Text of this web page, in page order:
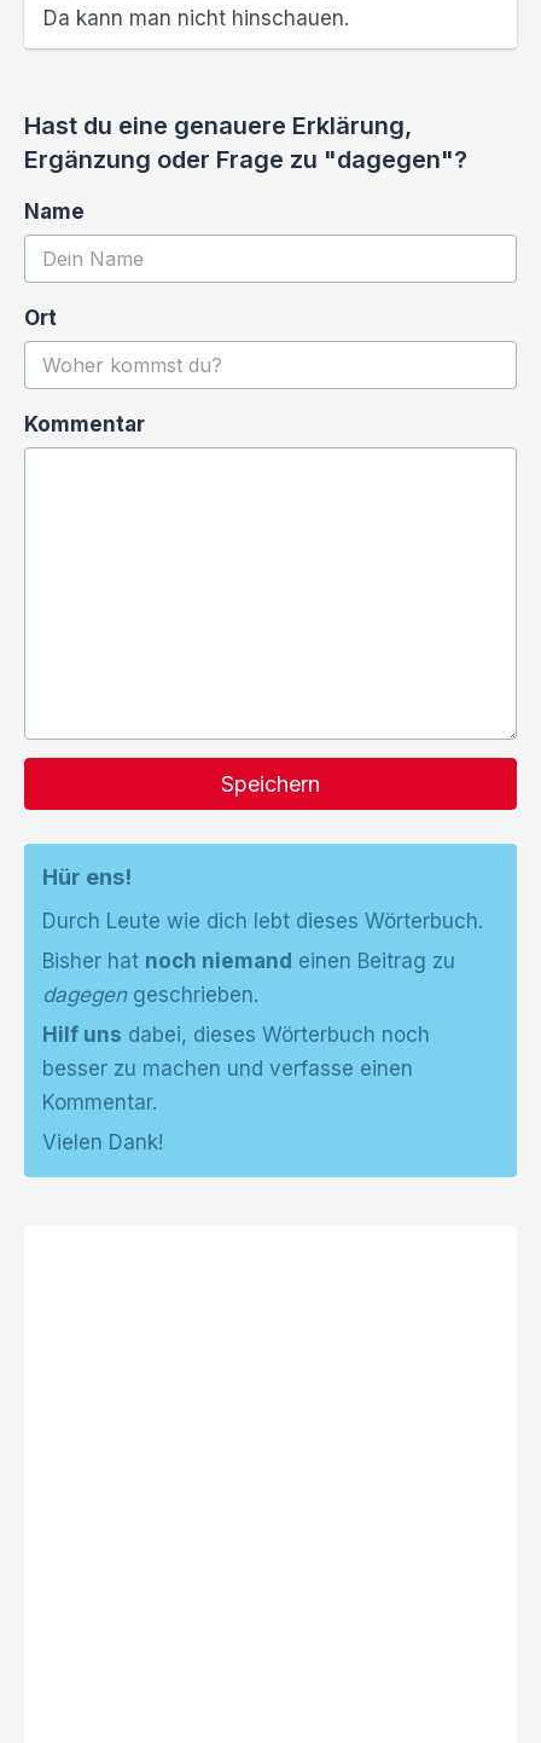
Da kann man nicht hinschauen.
Hast du eine genauere Erklärung,
Ergänzung oder Frage zu "dagegen"?
Name
Ort
Kommentar
Speichern
Hür ens!
Durch Leute wie dich lebt dieses Wörterbuch.
Bisher hat noch niemand einen Beitrag zu
dagegengeschrieben.
Hilf uns dabei, dieses Wörterbuch noch
besser zu machen und verfasse einen
Kommentar.
Vielen Dank!